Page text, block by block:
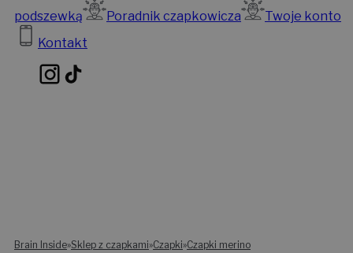
podszewką
Poradnik czapkowicza
Twoje konto
Kontakt
Brain Inside»Sklep z czapkami»Czapki»Czapki merino